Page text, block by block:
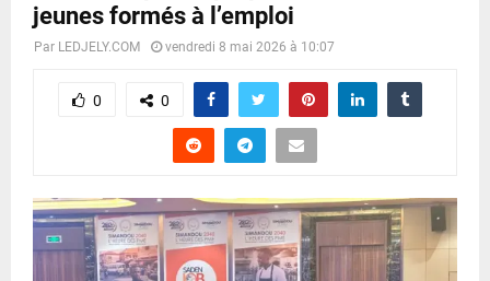
jeunes formés à l’emploi
Par LEDJELY.COM vendredi 8 mai 2026 à 10:07
0 0